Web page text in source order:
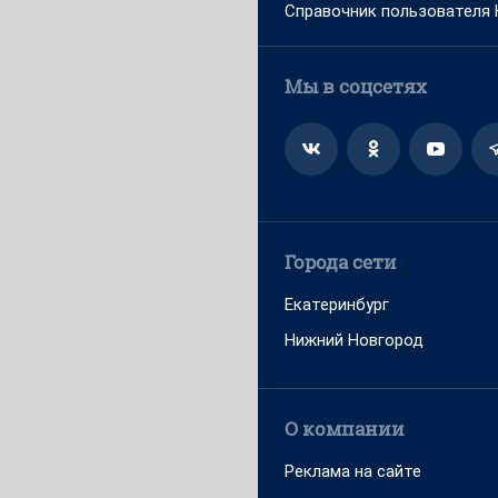
Справочник пользователя
Мы в соцсетях
Города сети
Екатеринбург
Нижний Новгород
О компании
Реклама на сайте